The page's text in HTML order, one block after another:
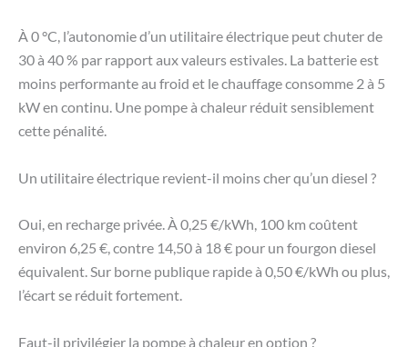
À 0 °C, l’autonomie d’un utilitaire électrique peut chuter de
30 à 40 % par rapport aux valeurs estivales. La batterie est
moins performante au froid et le chauffage consomme 2 à 5
kW en continu. Une pompe à chaleur réduit sensiblement
cette pénalité.
Un utilitaire électrique revient-il moins cher qu’un diesel ?
Oui, en recharge privée. À 0,25 €/kWh, 100 km coûtent
environ 6,25 €, contre 14,50 à 18 € pour un fourgon diesel
équivalent. Sur borne publique rapide à 0,50 €/kWh ou plus,
l’écart se réduit fortement.
Faut-il privilégier la pompe à chaleur en option ?